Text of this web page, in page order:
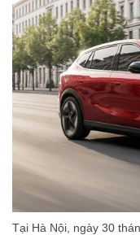
Tại Hà Nội, ngày 30